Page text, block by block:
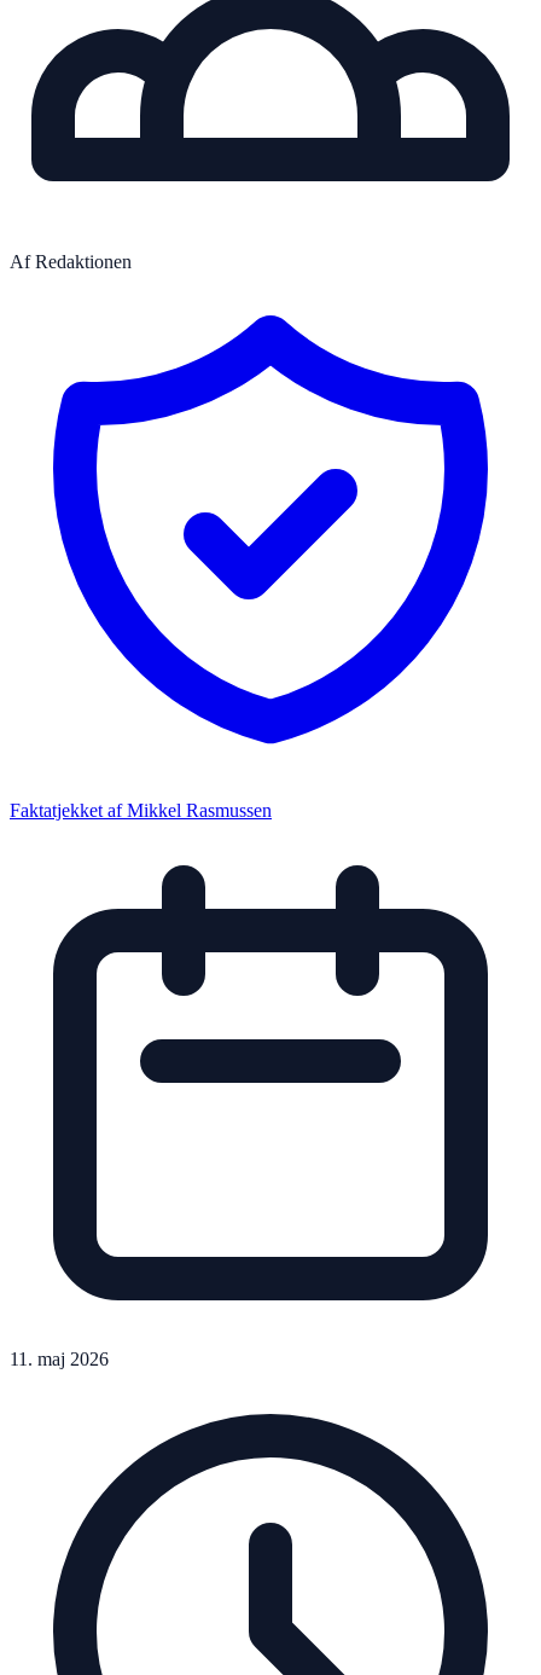
AfRedaktionen
Faktatjekket afMikkel Rasmussen
11. maj 2026